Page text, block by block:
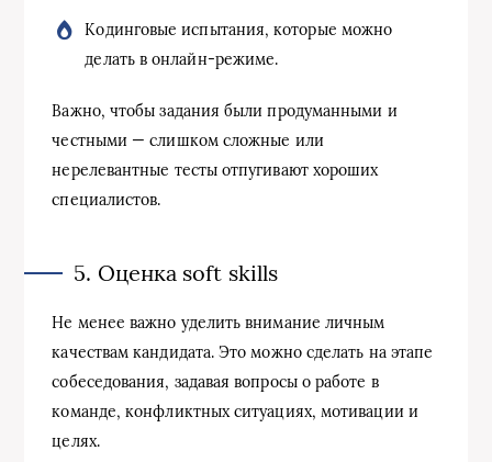
Кодинговые испытания, которые можно
делать в онлайн-режиме.
Важно, чтобы задания были продуманными и
честными — слишком сложные или
нерелевантные тесты отпугивают хороших
специалистов.
5. Оценка soft skills
Не менее важно уделить внимание личным
качествам кандидата. Это можно сделать на этапе
собеседования, задавая вопросы о работе в
команде, конфликтных ситуациях, мотивации и
целях.